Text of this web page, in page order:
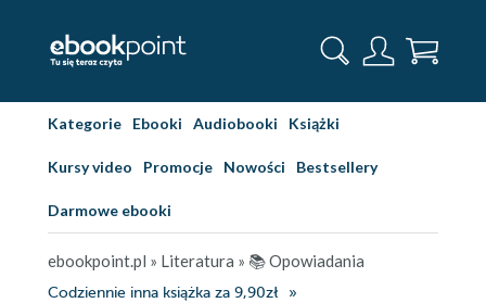
Kategorie Ebooki Audiobooki Książki
Kursy video Promocje Nowości Bestsellery
Darmowe ebooki
ebookpoint.pl » Literatura » 📚 Opowiadania
Codziennie inna książka za 9,90zł